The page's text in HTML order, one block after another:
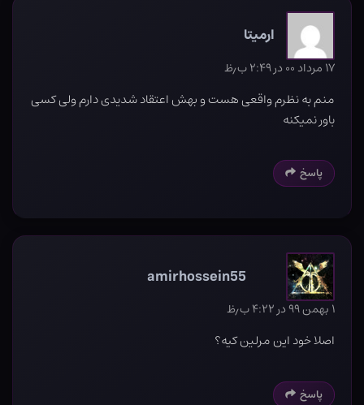
ارمیتا
۱۷ مرداد ۰۰ در ۲:۴۹ ب٫ظ
منم به نظرم واقعی هست و بهش اعتقاد شدیدی دارم ولی کسی
باور نمیکنه
پاسخ
amirhossein55
۱ بهمن ۹۹ در ۴:۲۲ ب٫ظ
اصلا خود این مرلین کیه؟
پاسخ